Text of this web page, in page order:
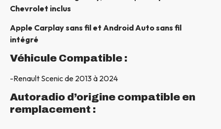
Chevrolet inclus
Apple Carplay sans fil et Android Auto sans fil
intégré
Véhicule Compatible :
-Renault Scenic de 2013 à 2024
Autoradio d’origine compatible en
remplacement :